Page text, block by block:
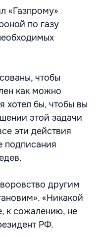
«Газпрому»
по газу
чтобы
как можно
хотел бы, чтобы вы
этой задачи
эти действия
подписания
другим
«Никакой
к сожалению, не
РФ.